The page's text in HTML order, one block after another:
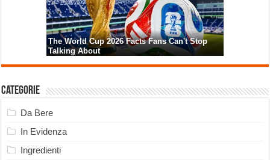
Categorie
Da Bere
In Evidenza
Ingredienti